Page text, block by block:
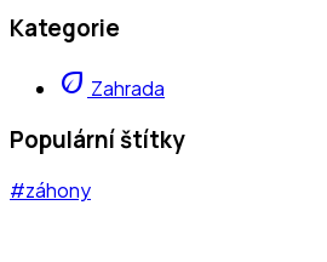
Kategorie
eco Zahrada
Populární štítky
#záhony